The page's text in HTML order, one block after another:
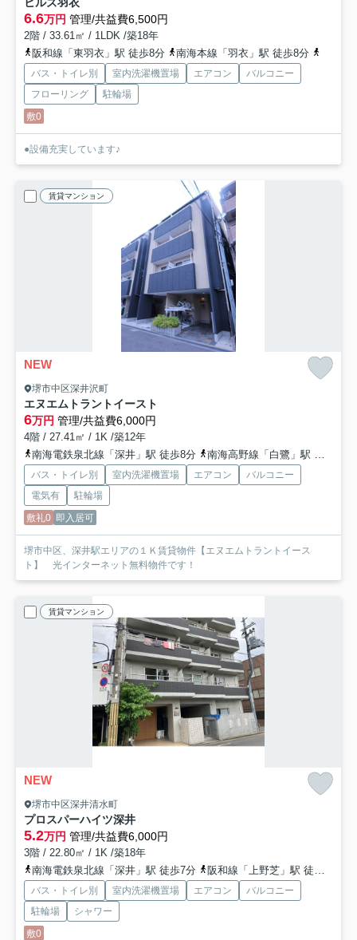
6.6万円 管理/共益費6,500円
2階 / 33.61㎡ / 1LDK /築18年
阪和線「東羽衣」駅 徒歩8分
南海本線「羽衣」駅 徒歩8分
バス・トイレ別 室内洗濯機置場 エアコン
バルコニー
フローリング
駐輪場
敷0
●設備充実しています♪
賃貸マンション
NEW
堺市中区深井沢町
エヌエムトラントイースト
6万円 管理/共益費6,000円
4階 / 27.41㎡ / 1K /築12年
南海電鉄泉北線「深井」駅 徒歩8分
南海高野線「白鷺」駅 徒歩43分
バス・トイレ別 室内洗濯機置場 エアコン
バルコニー
電気有
駐輪場
敷礼0 即入居可
堺市中区、深井駅エリアの１Ｋ賃貸物件【エヌエムトラントイース
ト】 光インターネット無料物件です！
賃貸マンション
NEW
堺市中区深井清水町
プロスパーハイツ深井
5.2万円 管理/共益費6,000円
3階 / 22.80㎡ / 1K /築18年
南海電鉄泉北線「深井」駅 徒歩7分
阪和線「上野芝」駅 徒歩35分
バス・トイレ別 室内洗濯機置場 エアコン
バルコニー
駐輪場
シャワー
敷0